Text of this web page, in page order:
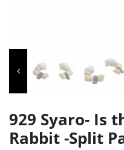
929 Syaro- Is
Rabbit -Split